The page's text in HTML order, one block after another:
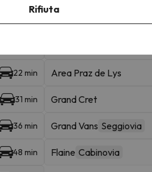
22 min Area Praz de Lys
31 min Grand Cret
36 min Grand Vans Seggiovia
48 min Flaine Cabinovia
Rifiuta